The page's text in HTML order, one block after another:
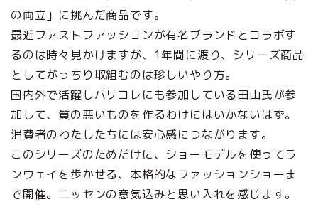
の両立」に挑んだ商品です。
最近ファストファッションが有名ブランドとコラボす
るのは時々見かけますが、1年間に渡り、シリーズ商品
としてがっちり取組むのは珍しいやり方。
国内外で活躍しパリコレにも参加している田山氏が参
加して、質の悪いものを作るわけにはいかないはず。
消費者のわたしたちには安心感につながります。
このシリーズのためだけに、ショーモデルを使ってラ
ンウェイを歩かせる、本格的なファッションショーま
で開催。ニッセンの意気込みと思い入れを感じます。